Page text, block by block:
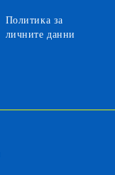
Политика за
личните данни